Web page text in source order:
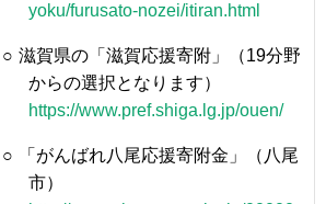
yoku/furusato-nozei/itiran.html
○ 滋賀県の「滋賀応援寄附」（19分野
からの選択となります）
https://www.pref.shiga.lg.jp/ouen/
○
「がんばれ八尾応援寄附金」（八尾
市）